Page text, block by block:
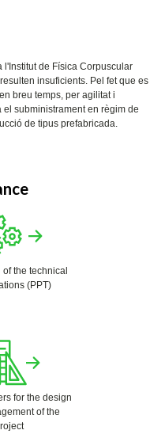
l'Institut de Física Corpuscular
insuficients. Pel fet que es
breu temps, per agilitat i
subministrament en règim de
de tipus prefabricada.
of the technical
(PPT)
for the design
of the